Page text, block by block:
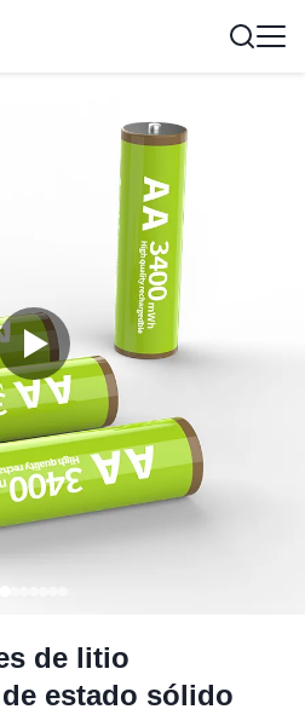
de litio
estado sólido